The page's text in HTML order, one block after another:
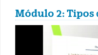
Módulo 2: Tipos